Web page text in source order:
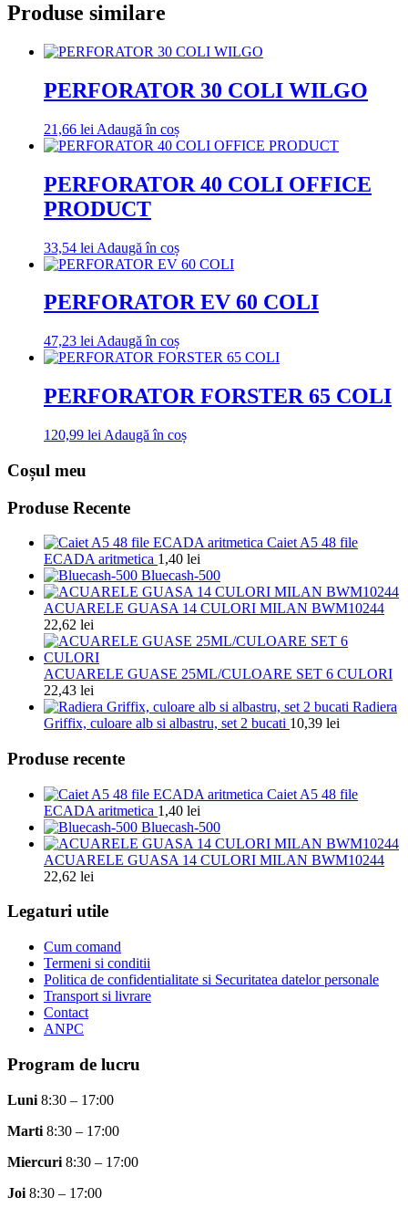
Produse similare
PERFORATOR 30 COLI WILGO
21,66 lei Adaugă în coș
PERFORATOR 40 COLI OFFICE
PRODUCT
33,54 lei Adaugă în coș
PERFORATOR EV 60 COLI
47,23 lei Adaugă în coș
PERFORATOR FORSTER 65 COLI
120,99 lei Adaugă în coș
Coșul meu
Produse Recente
Caiet A5 48 file
ECADA aritmetica 1,40 lei
Bluecash-500
ACUARELE GUASA 14 CULORI MILAN BWM10244
22,62 lei
ACUARELE GUASE 25ML/CULOARE SET 6 CULORI
22,43 lei
Radiera
Griffix, culoare alb si albastru, set 2 bucati 10,39 lei
Produse recente
Caiet A5 48 file
ECADA aritmetica 1,40 lei
Bluecash-500
ACUARELE GUASA 14 CULORI MILAN BWM10244
22,62 lei
Legaturi utile
Cum comand
Termeni si conditii
Politica de confidentialitate si Securitatea datelor personale
Transport si livrare
Contact
ANPC
Program de lucru
Luni 8:30 – 17:00
Marti 8:30 – 17:00
Miercuri 8:30 – 17:00
Joi 8:30 – 17:00